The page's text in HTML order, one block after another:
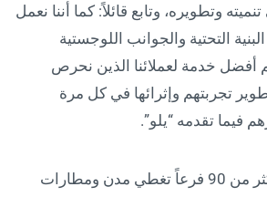
2030 على تنميته وتطويره، وتابع قائلاً: كما أننا نعمل
التحتية والجوانب اللوجستية
أفضل خدمة لعملائنا الذين نحرص
تجربتهم وإثرائها في كل مرة
فيما تقدمه “يلو”.
يذكر أن “يلو” لديها أكثر من 90 فرعاً تغطي مدن ومطارات